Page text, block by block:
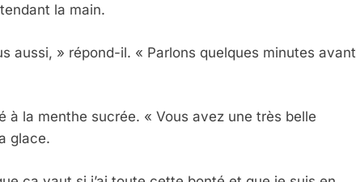
la main.
aussi, » répond-il. « Parlons quelques minutes avant
à la menthe sucrée. « Vous avez une très belle
glace.